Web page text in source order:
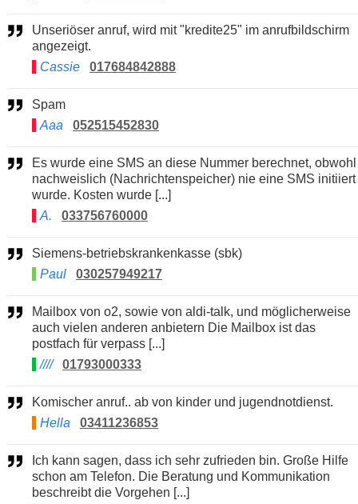
Unseriöser anruf, wird mit "kredite25" im anrufbildschirm
angezeigt.
Cassie
017684842888
Spam
Aaa
052515452830
Es wurde eine SMS an diese Nummer berechnet, obwohl
nachweislich (Nachrichtenspeicher) nie eine SMS initiiert
wurde. Kosten wurde [...]
A.
033756760000
Siemens-betriebskrankenkasse (sbk)
Paul
030257949217
Mailbox von o2, sowie von aldi-talk, und möglicherweise
auch vielen anderen anbietern Die Mailbox ist das
postfach für verpass [...]
////
01793000333
Komischer anruf.. ab von kinder und jugendnotdienst.
Hella
03411236853
schon am Telefon. Die Beratung und Kommunikation
beschreibt die Vorgehen [...]